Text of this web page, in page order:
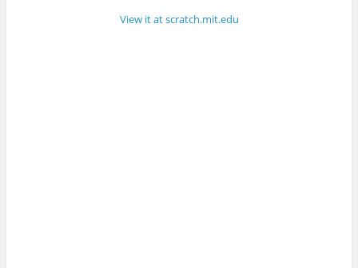
View it at scratch.mit.edu